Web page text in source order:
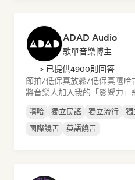
ADAD Audio
歌單音樂博主
> 已提供4900則回答
節拍/低保真放鬆/低保真嘻哈
將音樂人加入我的「影響力」
嘻哈 獨立民謠 獨立流行 獨
國際饒舌
英語饒舌